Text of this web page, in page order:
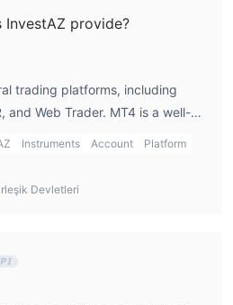
MasterCard), banka havalesi
transferleri
çekimler ise toplamın %1'i
provide?
trading platforms, including
and Web Trader. MT4 is a well-
with, and InvestOR offers
platforms are available on
giving me flexibility to trade
Instruments Account
Platform
Devletleri